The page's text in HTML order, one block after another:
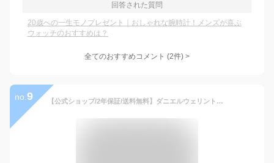
回答された質問
20歳への一生モノプレゼント｜おしゃれな腕時計！メンズが喜ぶ
ウォッチのおすすめは？
全てのおすすめコメント (2件) >
no. 9 【公式ショップ/2年保証/送料無料】ダニエルウェリントン DW 腕時計 メンズ Iconic Link Automatic 40mm 時計 ウオッチ ブランド おしゃれ 人気 ビジネス 自動巻き腕時計 夜光 防水 オートマチック メタル シルバー 彼氏 プレゼント ギフト